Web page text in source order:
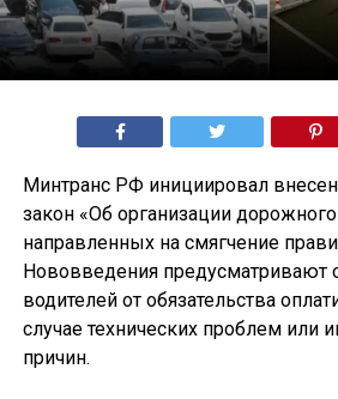
Минтранс РФ инициировал
закон «Об организации
направленных на смягчение
Нововведения предусматривают
водителей от обязательства
случае технических проблем или
причин.